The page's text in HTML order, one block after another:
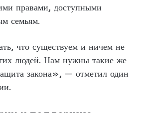
правами, доступными
семьям.
что существуем и ничем не
людей. Нам нужны такие же
закона», — отметил один